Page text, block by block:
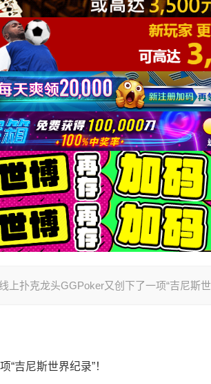
上扑克龙头GGPoker又创下了一项“吉尼斯世
“吉尼斯世界纪录”！